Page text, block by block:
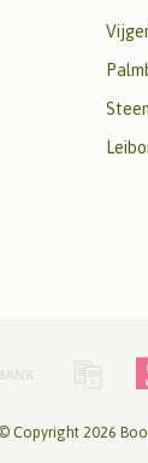
© Copyright 2026